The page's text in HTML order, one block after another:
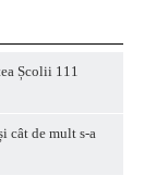
Școlii 111
cât de mult s-a